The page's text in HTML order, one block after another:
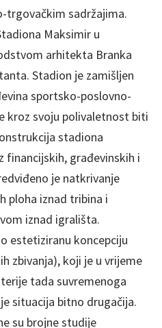
trgovačkim sadržajima.
Maksimir u
arhitekta Branka
Stadion je zamišljen
sportsko-poslovno-
kroz svoju polivaletnost biti
stadiona
financijskih, građevinskih i
je natkrivanje
ploha iznad tribina i
iznad igrališta.
estetiziranu koncepciju
zbivanja), koji je u vrijeme
tada suvremenoga
situacija bitno drugačija.
su brojne studije